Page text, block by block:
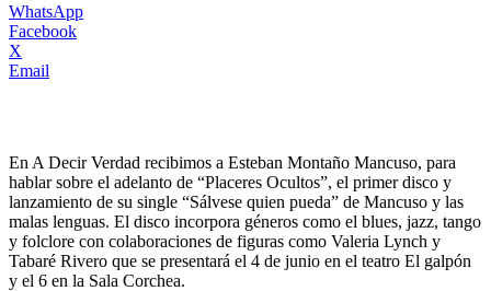
WhatsApp
Facebook
X
Email
En A Decir Verdad recibimos a Esteban Montaño Mancuso, para
hablar sobre el adelanto de “Placeres Ocultos”, el primer disco y
lanzamiento de su single “Sálvese quien pueda” de Mancuso y las
malas lenguas. El disco incorpora géneros como el blues, jazz, tango
y folclore con colaboraciones de figuras como Valeria Lynch y
Tabaré Rivero que se presentará el 4 de junio en el teatro El galpón
y el 6 en la Sala Corchea.